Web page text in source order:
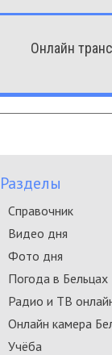
Онлайн
Разделы
Справочник
Видео дня
Фото дня
Погода в Бельцах
Радио и ТВ
Онлайн камера
Учёба